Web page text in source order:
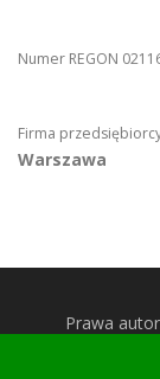
Numer REGON
Firma
Warszawa
Prawa